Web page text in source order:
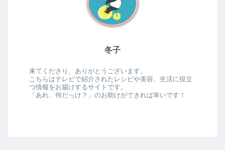
冬子
来てくださり、ありがとうございます。
こちらはテレビで紹介されたレシピや美容、生活に役立
つ情報をお届けするサイトです。
「あれ、何だっけ？」のお助けができれば幸いです！